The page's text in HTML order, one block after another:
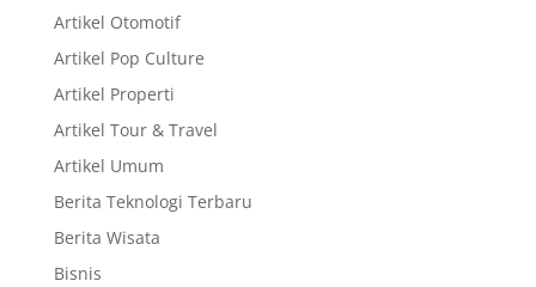
Artikel Otomotif
Artikel Pop Culture
Artikel Properti
Artikel Tour & Travel
Artikel Umum
Berita Teknologi Terbaru
Berita Wisata
Bisnis